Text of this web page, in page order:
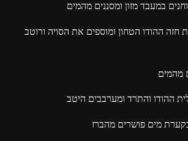
במעבד מזון ומסננים מהמים
ההודו הטחון ומוספים את הסויה ורוטב
מהמים
ההודו והתרד ומערבבים היטב
מים פושרים מהברז